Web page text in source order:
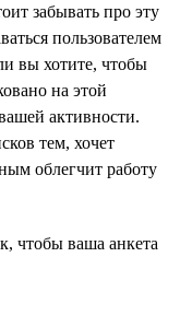
забывать про эту
пользователем
вы хотите, чтобы
на этой
активности.
тем, хочет
облегчит работу
чтобы ваша анкета